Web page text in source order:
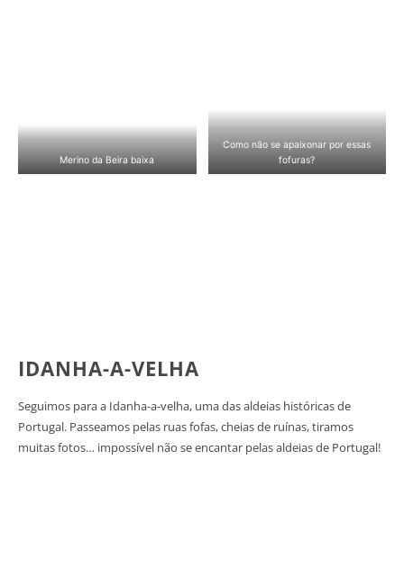
Merino da Beira baixa
Como não se apaixonar por essas
fofuras?
IDANHA-A-VELHA
Seguimos para a Idanha-a-velha, uma das aldeias históricas de
Portugal. Passeamos pelas ruas fofas, cheias de ruínas, tiramos
muitas fotos… impossível não se encantar pelas aldeias de Portugal!